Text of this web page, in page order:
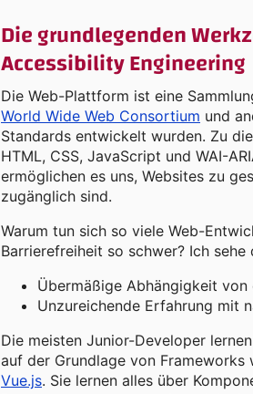
Die grundlegenden
Accessibility Engineering
Die Web-Plattform ist eine
World Wide Web Consortium und
Standards entwickelt wurden. Zu
HTML, CSS, JavaScript und WAI-
ermöglichen es uns, Websites zu
zugänglich sind.
Warum tun sich so viele Web-
Barrierefreiheit so schwer? Ich
Übermäßige Abhängigkeit von
Unzureichende Erfahrung mit
Die meisten Junior-Developer
auf der Grundlage von Frameworks
Vue.js. Sie lernen alles über